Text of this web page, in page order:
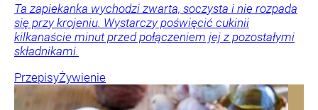
Ta zapiekanka wychodzi zwarta, soczysta i nie rozpada
się przy krojeniu. Wystarczy poświęcić cukinii
kilkanaście minut przed połączeniem jej z pozostałymi
składnikami.
PrzepisyŻywienie